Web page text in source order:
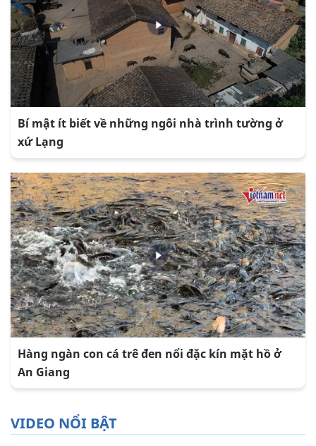
Bí mật ít biết về những ngôi nhà trình tường ở
xứ Lạng
Hàng ngàn con cá trê đen nổi đặc kín mặt hồ ở
An Giang
VIDEO NỔI BẬT